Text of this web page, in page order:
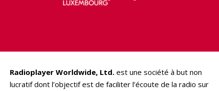
Radioplayer Worldwide, Ltd. est une société à but non
lucratif dont l’objectif est de faciliter l’écoute de la radio sur